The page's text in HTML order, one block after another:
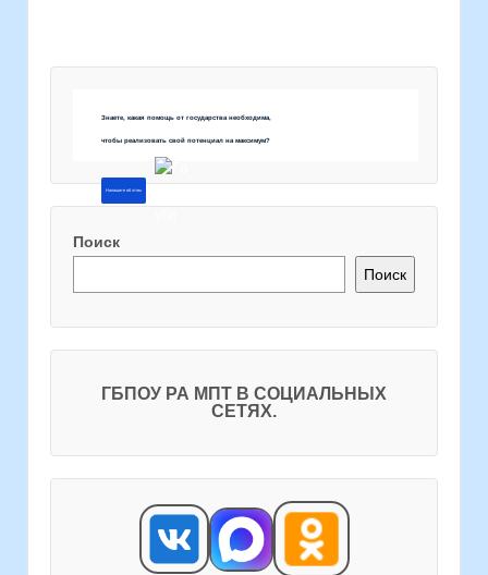
Знаете, какая помощь от государства необходима,
чтобы реализовать свой потенциал на максимум?
Напишите об этом
Поиск
Поиск
ГБПОУ РА МПТ В СОЦИАЛЬНЫХ
СЕТЯХ.